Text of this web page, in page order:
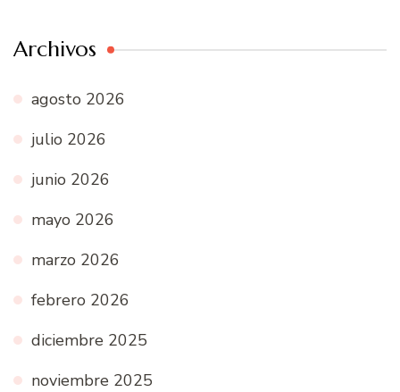
Archivos
agosto 2026
julio 2026
junio 2026
mayo 2026
marzo 2026
febrero 2026
diciembre 2025
noviembre 2025